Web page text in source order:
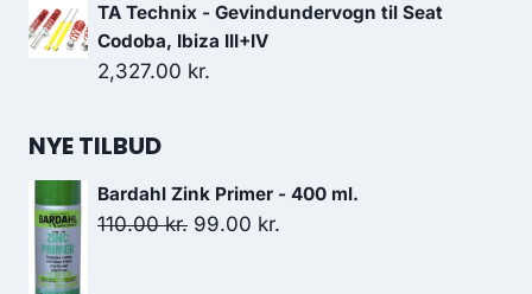
TA Technix - Gevindundervogn til Seat
Codoba, Ibiza III+IV
2,327.00 kr.
NYE TILBUD
Bardahl Zink Primer - 400 ml.
110.00kr. Den
99.00 kr.